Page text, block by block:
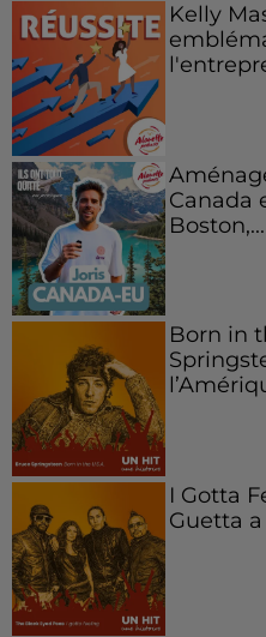
Kelly
Canada
Boston,...
Born in
I Gotta
Guetta a